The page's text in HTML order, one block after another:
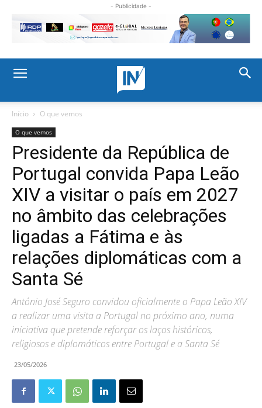
- Publicidade -
Início O que vemos
O que vemos
Presidente da República de
Portugal convida Papa Leão
XIV a visitar o país em 2027
no âmbito das celebrações
ligadas a Fátima e às
relações diplomáticas com a
Santa Sé
António José Seguro convidou oficialmente o Papa Leão XIV
a realizar uma visita a Portugal no próximo ano, numa
iniciativa que pretende reforçar os laços históricos,
religiosos e diplomáticos entre Portugal e a Santa Sé
23/05/2026